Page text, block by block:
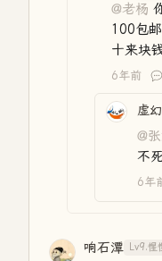
@老杨
100包
十来块
6年前
虚
@
不
6年
响石潭 Lv9.惺